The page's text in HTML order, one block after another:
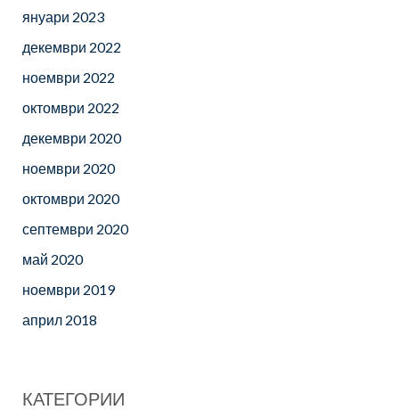
януари 2023
декември 2022
ноември 2022
октомври 2022
декември 2020
ноември 2020
октомври 2020
септември 2020
май 2020
ноември 2019
април 2018
КАТЕГОРИИ